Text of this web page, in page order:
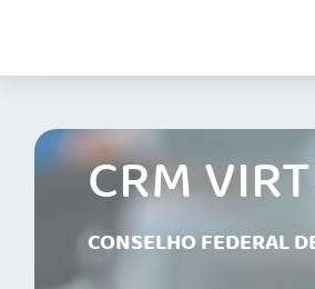
CRM
CONSELHO FEDERAL